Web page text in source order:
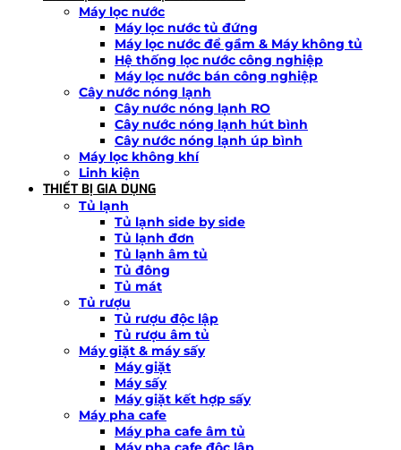
Máy lọc nước
Máy lọc nước tủ đứng
Máy lọc nước để gầm & Máy không tủ
Hệ thống lọc nước công nghiệp
Máy lọc nước bán công nghiệp
Cây nước nóng lạnh
Cây nước nóng lạnh RO
Cây nước nóng lạnh hút bình
Cây nước nóng lạnh úp bình
Máy lọc không khí
Linh kiện
THIẾT BỊ GIA DỤNG
Tủ lạnh
Tủ lạnh side by side
Tủ lạnh đơn
Tủ lạnh âm tủ
Tủ đông
Tủ mát
Tủ rượu
Tủ rượu độc lập
Tủ rượu âm tủ
Máy giặt & máy sấy
Máy giặt
Máy sấy
Máy giặt kết hợp sấy
Máy pha cafe
Máy pha cafe âm tủ